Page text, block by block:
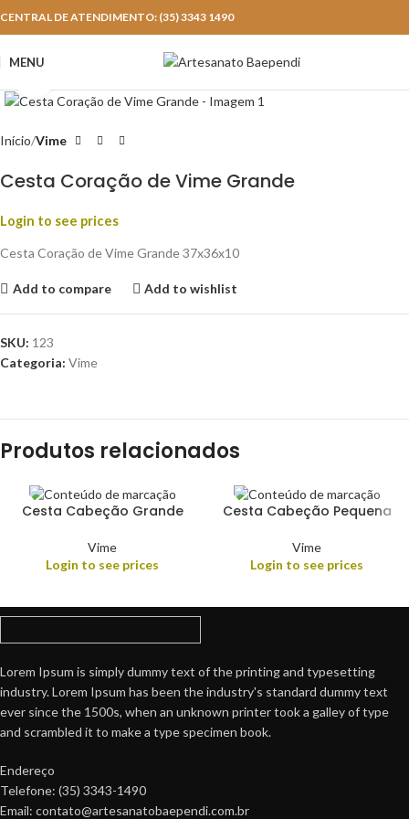
CENTRAL DE ATENDIMENTO: (35) 3343 1490
MENU
Início Vime
Cesta Coração de Vime Grande
Login to see prices
Cesta Coração de Vime Grande 37x36x10
Add to compare Add to wishlist
SKU: 123
Categoria: Vime
Produtos relacionados
Cesta Cabeção Grande
Vime
Login to see prices
Cesta Cabeção Pequena
Vime
Login to see prices
Lorem Ipsum is simply dummy text of the printing and typesetting
industry. Lorem Ipsum has been the industry's standard dummy text
ever since the 1500s, when an unknown printer took a galley of type
and scrambled it to make a type specimen book.
Endereço
Telefone: (35) 3343-1490
Email: contato@artesanatobaependi.com.br